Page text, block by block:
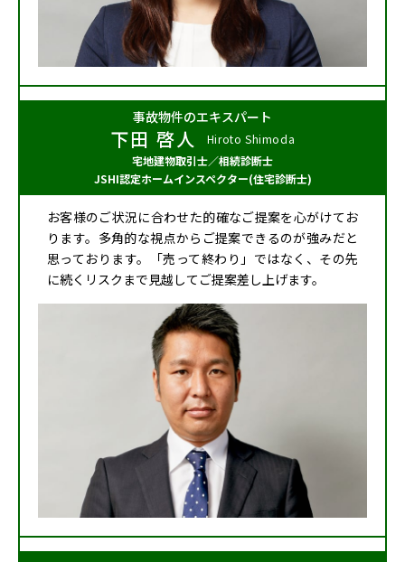
事故物件のエキスパート
下田 啓人
Hiroto Shimoda
宅地建物取引士／相続診断士
JSHI認定ホームインスペクター(住宅診断士)
お客様のご状況に合わせた的確なご提案を心がけてお
ります。多角的な視点からご提案できるのが強みだと
思っております。「売って終わり」ではなく、その先
に続くリスクまで見越してご提案差し上げます。